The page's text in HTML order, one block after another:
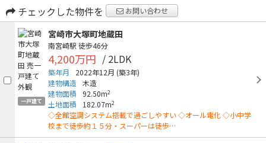
チェックした物件を
お問い合わせ
一戸建て
宮崎市大塚町地蔵田
南宮崎駅 徒歩46分
4,200万円 / 2LDK
築年月 2022年12月 (築3年)
建物構造 木造
建物面積
92.50m2
土地面積 182.07m2
◇全館空調システム搭載で過ごしやすい ◇オール電化 ◇小中学
校まで徒歩約１５分・スーパーは徒歩…